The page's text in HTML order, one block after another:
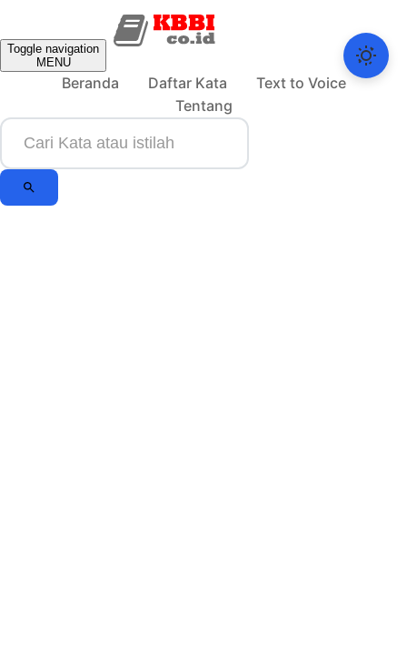
Toggle navigation
MENU
Beranda Daftar Kata
Text to Voice
Tentang